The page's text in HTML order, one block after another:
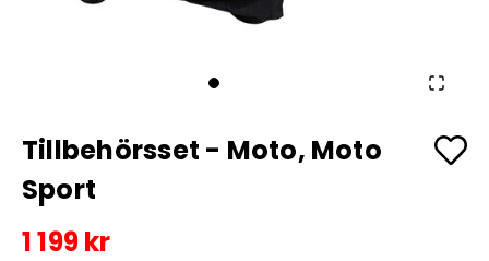
Tillbehörsset - Moto, Moto
Sport
1 199 kr